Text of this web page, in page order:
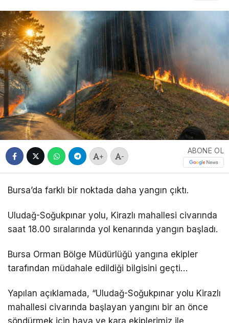
+ -
ABONE OL
Bursa’da farklı bir noktada daha yangın çıktı.
Uludağ-Soğukpınar yolu, Kirazlı mahallesi civarında
saat 18.00 sıralarında yol kenarında yangın başladı.
Bursa Orman Bölge Müdürlüğü yangına ekipler
tarafından müdahale edildiği bilgisini geçti…
Yapılan açıklamada, “Uludağ-Soğukpınar yolu Kirazlı
mahallesi civarında başlayan yangını bir an önce